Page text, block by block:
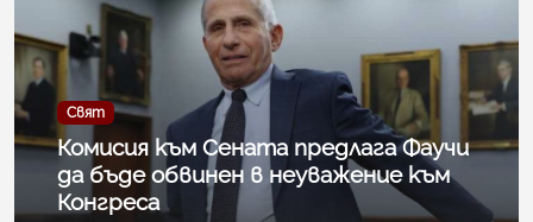
Свят
Комисия към Сената предлага Фаучи
да бъде обвинен в неуважение към
Конгреса